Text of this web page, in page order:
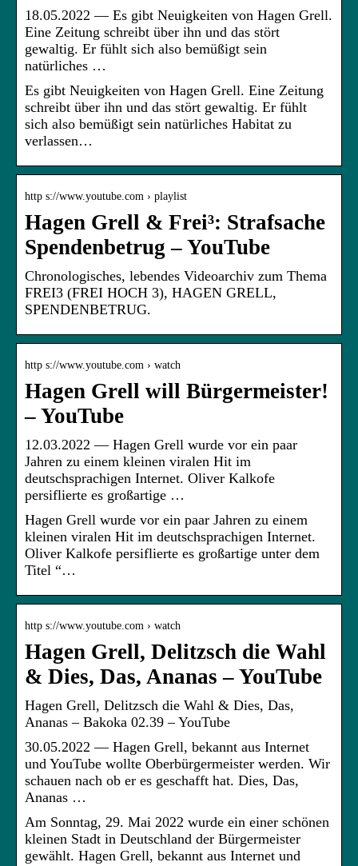
18.05.2022 — Es gibt Neuigkeiten von Hagen Grell.
Eine Zeitung schreibt über ihn und das stört
gewaltig. Er fühlt sich also bemüßigt sein
natürliches …
Es gibt Neuigkeiten von Hagen Grell. Eine Zeitung
schreibt über ihn und das stört gewaltig. Er fühlt
sich also bemüßigt sein natürliches Habitat zu
verlassen…
http s://www.youtube.com › playlist
Hagen Grell & Frei³: Strafsache
Spendenbetrug – YouTube
Chronologisches, lebendes Videoarchiv zum Thema
FREI3 (FREI HOCH 3), HAGEN GRELL,
SPENDENBETRUG.
http s://www.youtube.com › watch
Hagen Grell will Bürgermeister!
– YouTube
12.03.2022 — Hagen Grell wurde vor ein paar
Jahren zu einem kleinen viralen Hit im
deutschsprachigen Internet. Oliver Kalkofe
persiflierte es großartige …
Hagen Grell wurde vor ein paar Jahren zu einem
kleinen viralen Hit im deutschsprachigen Internet.
Oliver Kalkofe persiflierte es großartige unter dem
Titel “…
http s://www.youtube.com › watch
Hagen Grell, Delitzsch die Wahl
& Dies, Das, Ananas – YouTube
Hagen Grell, Delitzsch die Wahl & Dies, Das,
Ananas – Bakoka 02.39 – YouTube
30.05.2022 — Hagen Grell, bekannt aus Internet
und YouTube wollte Oberbürgermeister werden. Wir
schauen nach ob er es geschafft hat. Dies, Das,
Ananas …
Am Sonntag, 29. Mai 2022 wurde ein einer schönen
kleinen Stadt in Deutschland der Bürgermeister
gewählt. Hagen Grell, bekannt aus Internet und